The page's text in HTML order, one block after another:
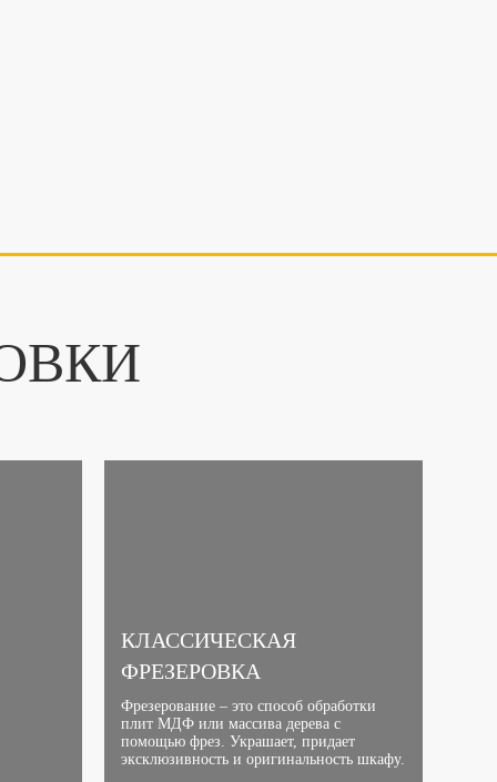
КЛАССИЧЕСКАЯ
ФРЕЗЕРОВКА
Фрезерование – это способ обработки
плит МДФ или массива дерева с
помощью фрез. Украшает, придает
эксклюзивность и оригинальность шкафу.